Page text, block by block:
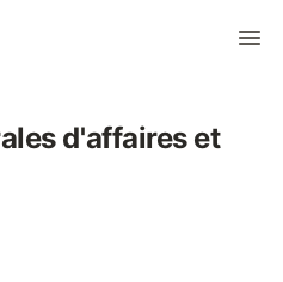
d'affaires et